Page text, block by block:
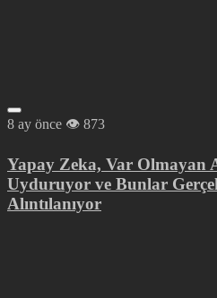
8 ay önce 873
Yapay Zeka, Var Olmayan
Uyduruyor ve Bunlar
Alıntılanıyor